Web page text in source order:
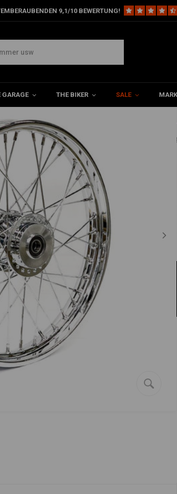
9,1/10 BEWERTUNG!
GARAGE THE BIKER SALE
2.50 x 19 Vorderrad 40 Speichen verchromt
08-10 XL (ABS)(NU)